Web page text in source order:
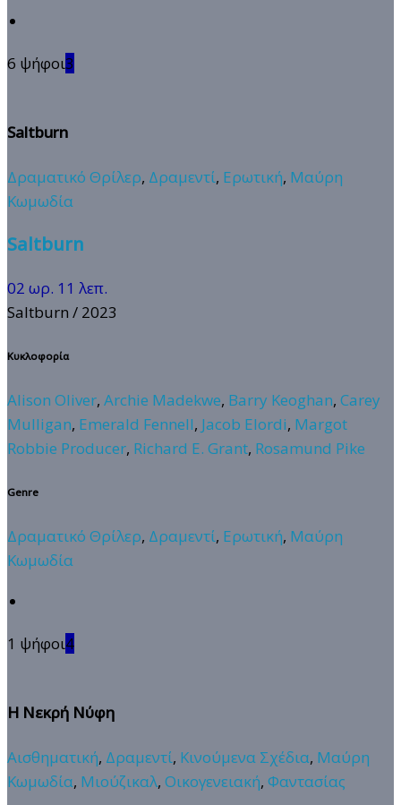
6 ψήφοι3
Saltburn
Δραματικό Θρίλερ, Δραμεντί, Ερωτική, Μαύρη
Κωμωδία
Saltburn
02 ωρ. 11 λεπ.
Saltburn / 2023
Κυκλοφορία
Alison Oliver, Archie Madekwe, Barry Keoghan, Carey
Mulligan, Emerald Fennell, Jacob Elordi, Margot
Robbie Producer, Richard E. Grant, Rosamund Pike
Genre
Δραματικό Θρίλερ, Δραμεντί, Ερωτική, Μαύρη
Κωμωδία
1 ψήφοι4
Η Νεκρή Νύφη
Αισθηματική, Δραμεντί, Κινούμενα Σχέδια, Μαύρη
Κωμωδία, Μιούζικαλ, Οικογενειακή, Φαντασίας